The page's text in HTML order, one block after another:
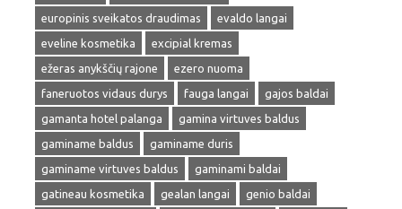
europinis sveikatos draudimas
evaldo langai
eveline kosmetika
excipial kremas
ežeras anykščių rajone
ezero nuoma
faneruotos vidaus durys
fauga langai
gajos baldai
gamanta hotel palanga
gamina virtuves baldus
gaminame baldus
gaminame duris
gaminame virtuves baldus
gaminami baldai
gatineau kosmetika
gealan langai
genio baldai